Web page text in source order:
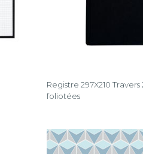
Registre 297X210
foliotées